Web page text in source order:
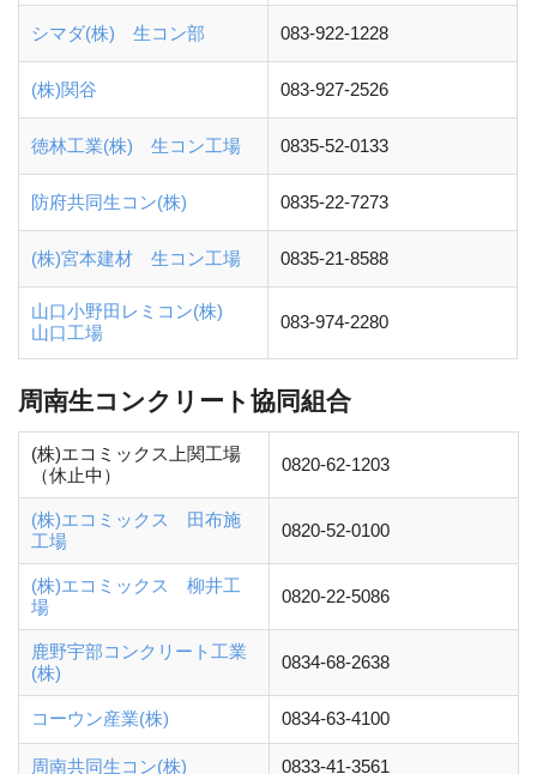
シマダ(株) 生コン部 083-922-1228
(株)関谷 083-927-2526
徳林工業(株) 生コン工場 0835-52-0133
防府共同生コン(株) 0835-22-7273
(株)宮本建材 生コン工場 0835-21-8588
山口小野田レミコン(株)
山口工場
083-974-2280
周南生コンクリート協同組合
(株)エコミックス上関工場
（休止中）
0820-62-1203
(株)エコミックス 田布施
工場
0820-52-0100
(株)エコミックス 柳井工
場
0820-22-5086
鹿野宇部コンクリート工業
(株)
0834-68-2638
コーウン産業(株) 0834-63-4100
周南共同生コン(株) 0833-41-3561